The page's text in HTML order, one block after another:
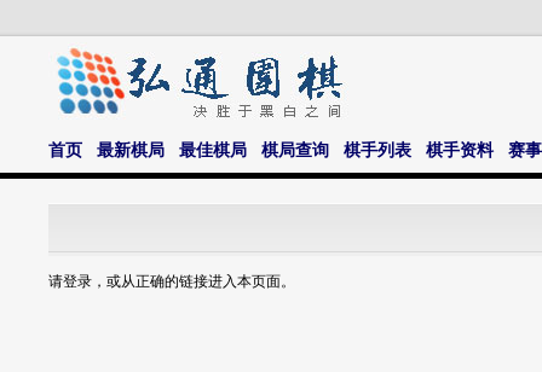
首页 最新棋局 最佳棋局 棋局查询 棋手列表 棋手资料 赛
请登录，或从正确的链接进入本页面。